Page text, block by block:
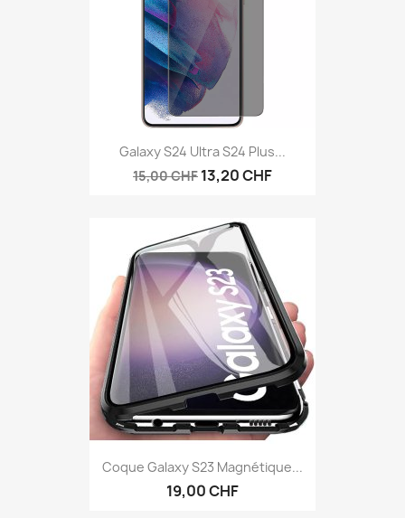
Galaxy S24 Ultra S24 Plus...
15,00 CHF 13,20 CHF
Coque Galaxy S23 Magnétique...
19,00 CHF